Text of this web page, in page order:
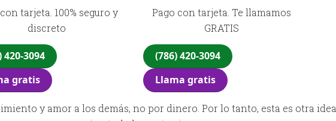
tarjeta. 100% seguro y
discreto
420-3094
gratis
Pago con tarjeta. Te llamamos
GRATIS
(786) 420-3094
Llama gratis
y amor a los demás, no por dinero. Por lo tanto, esta es otra idea